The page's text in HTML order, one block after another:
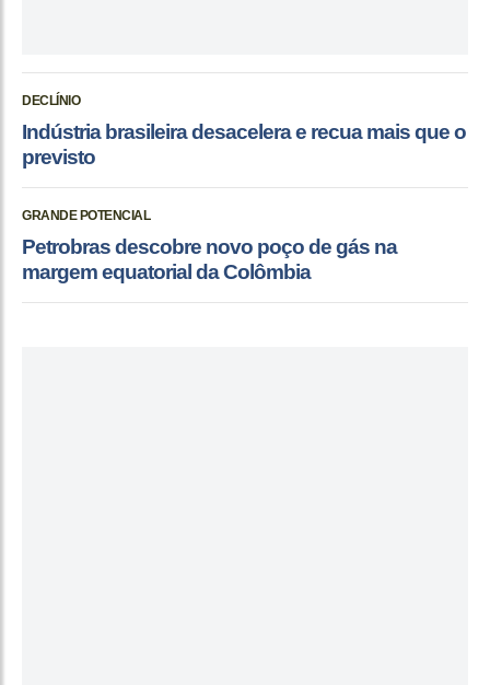
DECLÍNIO
Indústria brasileira desacelera e recua mais que o
previsto
GRANDE POTENCIAL
Petrobras descobre novo poço de gás na
margem equatorial da Colômbia